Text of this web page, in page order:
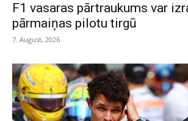
F1 vasaras pārtraukums var
pārmaiņas pilotu tirgū
7. August, 2026